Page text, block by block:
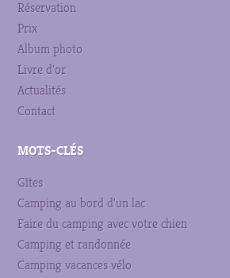
Réservation
Prix
Album photo
Livre d'or
Actualités
Contact
MOTS-CLÉS
Gîtes
Camping au bord d'un lac
Faire du camping avec votre chien
Camping et randonnée
Camping vacances vélo